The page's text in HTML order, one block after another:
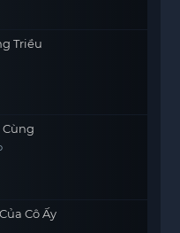
Triều
Cùng
Cô Ấy